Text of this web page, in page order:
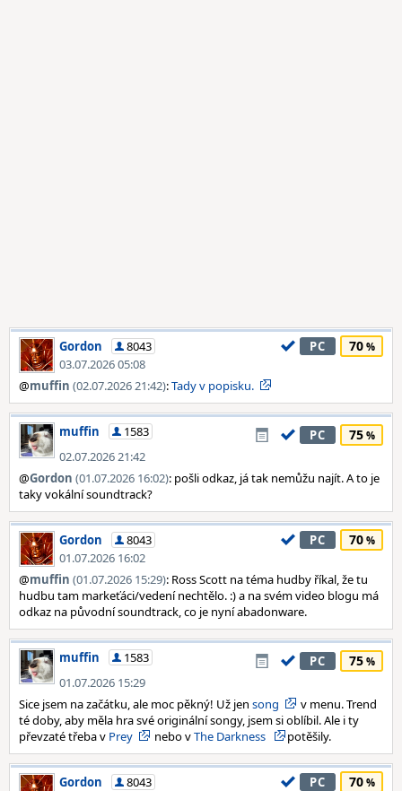
Gordon
8043
03.07.2026 05:08
PC 70
@muffin (02.07.2026 21:42):Tady v popisku.
muffin
1583
02.07.2026 21:42
PC 75
@Gordon (01.07.2026 16:02): pošli odkaz, já tak nemůžu najít. A to je
taky vokální soundtrack?
Gordon
8043
01.07.2026 16:02
PC 70
@muffin (01.07.2026 15:29): Ross Scott na téma hudby říkal, že tu
hudbu tam markeťáci/vedení nechtělo. :) a na svém video blogu má
odkaz na původní soundtrack, co je nyní abadonware.
muffin
1583
01.07.2026 15:29
PC 75
Sice jsem na začátku, ale moc pěkný! Už jen song
v menu. Trend
té doby, aby měla hra své originální songy, jsem si oblíbil. Ale i ty
převzaté třeba v Prey nebo vThe Darkness potěšily.
Gordon
8043
PC 70